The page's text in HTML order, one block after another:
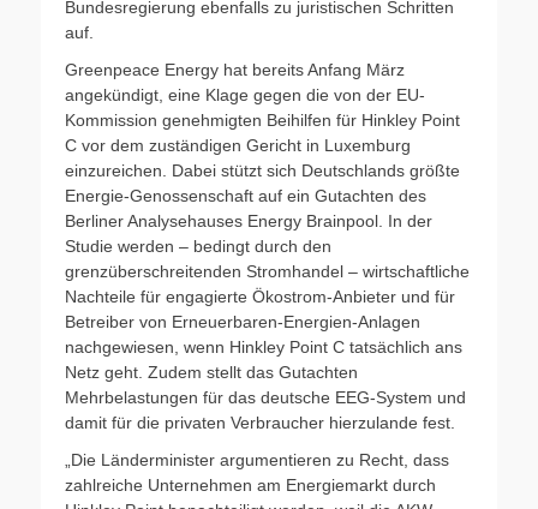
Bundesregierung ebenfalls zu juristischen Schritten
auf.
Greenpeace Energy hat bereits Anfang März
angekündigt, eine Klage gegen die von der EU-
Kommission genehmigten Beihilfen für Hinkley Point
C vor dem zuständigen Gericht in Luxemburg
einzureichen. Dabei stützt sich Deutschlands größte
Energie-Genossenschaft auf ein Gutachten des
Berliner Analysehauses Energy Brainpool. In der
Studie werden – bedingt durch den
grenzüberschreitenden Stromhandel – wirtschaftliche
Nachteile für engagierte Ökostrom-Anbieter und für
Betreiber von Erneuerbaren-Energien-Anlagen
nachgewiesen, wenn Hinkley Point C tatsächlich ans
Netz geht. Zudem stellt das Gutachten
Mehrbelastungen für das deutsche EEG-System und
damit für die privaten Verbraucher hierzulande fest.
„Die Länderminister argumentieren zu Recht, dass
zahlreiche Unternehmen am Energiemarkt durch